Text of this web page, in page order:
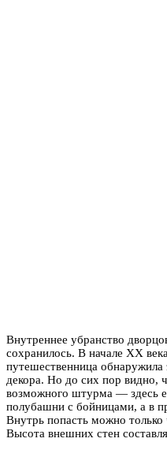
Внутреннее убранство
сохранилось. В начале XX
путешественница
декора. Но до сих пор видно,
возможного штурма — здесь
полубашни с бойницами, а в
Внутрь попасть можно только
Высота внешних стен